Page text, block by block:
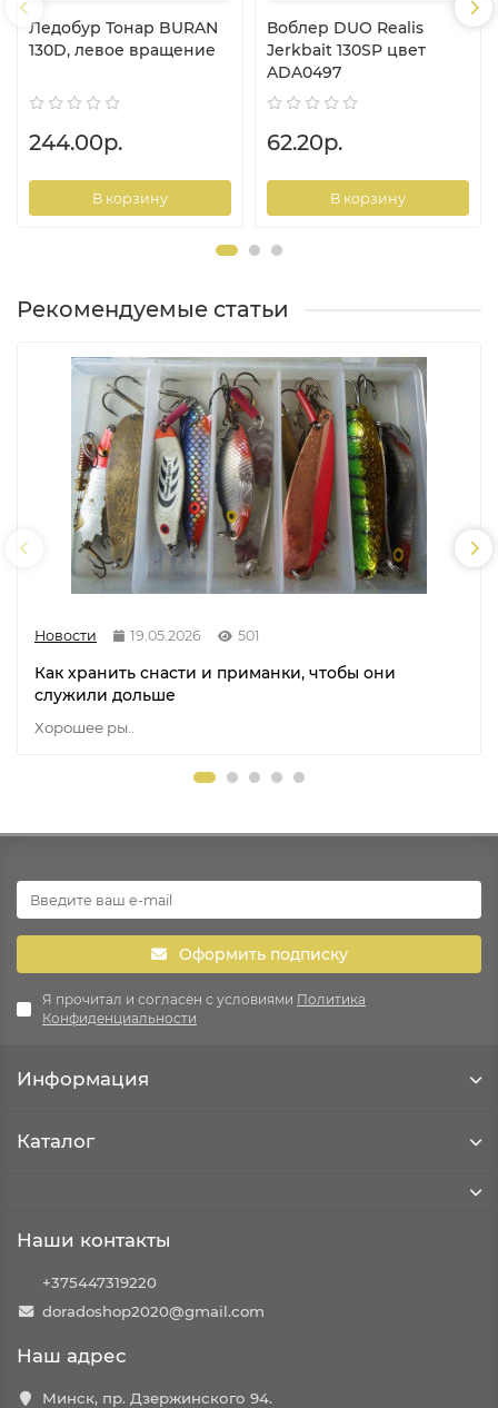
Ледобур Тонар BURAN
130D, левое вращение
244.00р.
В корзину
Воблер DUO Realis
Jerkbait 130SP цвет
ADA0497
62.20р.
В корзину
Рекомендуемые статьи
Новости 19.05.2026 501
Как хранить снасти и приманки, чтобы они
служили дольше
Хорошее ры..
Оформить подписку
Я прочитал и согласен с условиями Политика
Конфиденциальности
Информация
Каталог
Наши контакты
+375447319220
doradoshop2020@gmail.com
Наш адрес
Минск, пр. Дзержинского 94.